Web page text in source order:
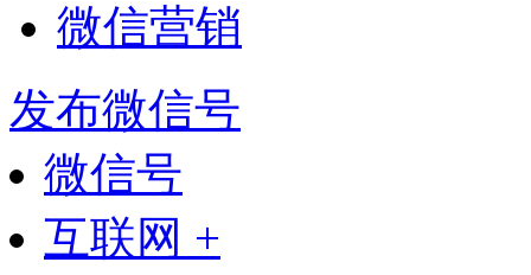
微信营销
发布微信号
微信号
互联网 +